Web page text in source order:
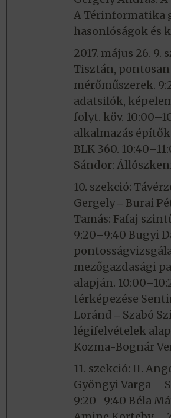
A Térinformatika
hasonlóságok és
2017. május 26.
Tisztán, pontosan
mérőműszerek.
adatsilók,
folyt. köv.
alkalmazás
BLK 360.
Sándor:
10. szekció:
Gergely ‒ Burai
Tamás: Fafaj
9:20–9:40 Bugyi
mezőgazdasági
alapján.
térképezése
Loránd ‒ Szabó
légifelvételek
Kozma-Bognár
11. szekció: II.
Gyöngyi Varga –
9:20–9:40 Béla